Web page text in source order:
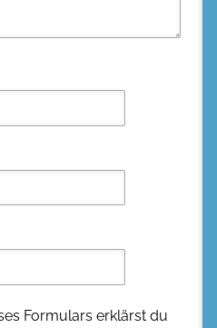
Formulars erklärst du